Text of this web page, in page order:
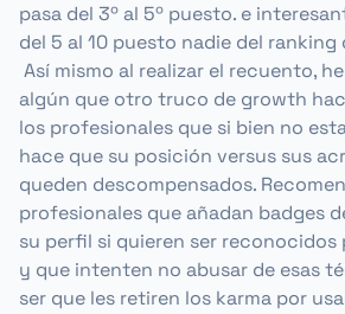
pasa del 3º al 5º puesto. e
del 5 al 10 puesto nadie del ranking
Así mismo al realizar el recuento,
algún que otro truco de growth
los profesionales que si bien no
hace que su posición versus sus
queden descompensados.
profesionales que añadan badges
su perfil si quieren ser reconocidos
y que intenten no abusar de esas
ser que les retiren los karma por